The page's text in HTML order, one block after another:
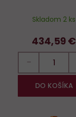
Skladom 2 ks
434,59 €
−
DO KOŠÍKA